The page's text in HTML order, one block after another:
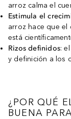
arroz calma el
Estimula el
arroz hace que el
está
Rizos definidos:
y definición a los
¿POR QUÉ
BUENA